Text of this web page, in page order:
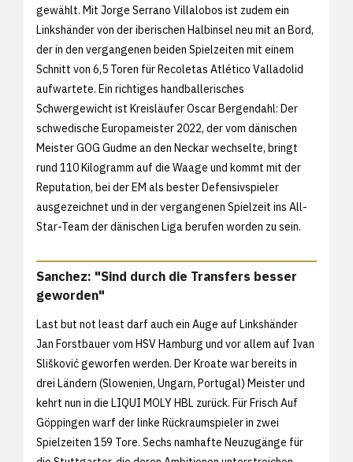
gewählt. Mit Jorge Serrano Villalobos ist zudem ein
Linkshänder von der iberischen Halbinsel neu mit an Bord,
der in den vergangenen beiden Spielzeiten mit einem
Schnitt von 6,5 Toren für Recoletas Atlético Valladolid
aufwartete. Ein richtiges handballerisches
Schwergewicht ist Kreisläufer Oscar Bergendahl: Der
schwedische Europameister 2022, der vom dänischen
Meister GOG Gudme an den Neckar wechselte, bringt
rund 110 Kilogramm auf die Waage und kommt mit der
Reputation, bei der EM als bester Defensivspieler
ausgezeichnet und in der vergangenen Spielzeit ins All-
Star-Team der dänischen Liga berufen worden zu sein.
Sanchez: "Sind durch die Transfers besser
geworden"
Last but not least darf auch ein Auge auf Linkshänder
Jan Forstbauer vom HSV Hamburg und vor allem auf Ivan
Slišković geworfen werden. Der Kroate war bereits in
drei Ländern (Slowenien, Ungarn, Portugal) Meister und
kehrt nun in die LIQUI MOLY HBL zurück. Für Frisch Auf
Göppingen warf der linke Rückraumspieler in zwei
Spielzeiten 159 Tore. Sechs namhafte Neuzugänge für